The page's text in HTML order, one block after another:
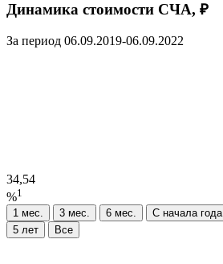
Динамика стоимости СЧА, ₽
За период 06.09.2019-06.09.2022
34,54
%1
1 мес.
3 мес. 6 мес. C начала года
5 лет
Все